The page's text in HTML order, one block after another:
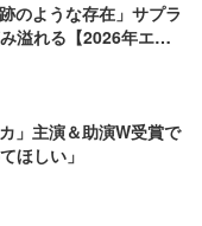
のような存在」サプラ
溢れる【2026年エラ
」主演＆助演W受賞で
ほしい」